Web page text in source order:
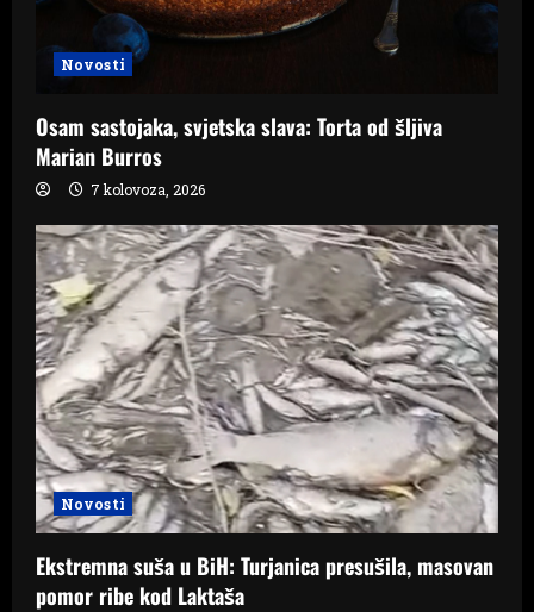
Novosti
Osam sastojaka, svjetska slava: Torta od šljiva
Marian Burros
7 kolovoza, 2026
Novosti
Ekstremna suša u BiH: Turjanica presušila, masovan
pomor ribe kod Laktaša